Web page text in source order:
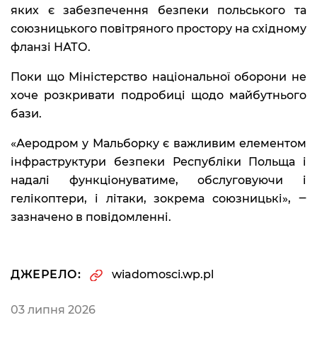
яких є забезпечення безпеки польського та
союзницького повітряного простору на східному
фланзі НАТО.
Поки що Міністерство національної оборони не
хоче розкривати подробиці щодо майбутнього
бази.
«Аеродром у Мальборку є важливим елементом
інфраструктури безпеки Республіки Польща і
надалі функціонуватиме, обслуговуючи і
гелікоптери, і літаки, зокрема союзницькі», ‒
зазначено в повідомленні.
ДЖЕРЕЛО: wiadomosci.wp.pl
03 липня 2026